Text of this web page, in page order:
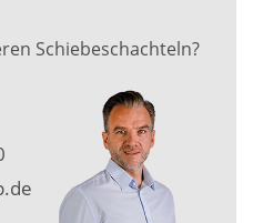
Schiebeschachteln?